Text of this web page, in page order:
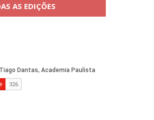
AS EDIÇÕES